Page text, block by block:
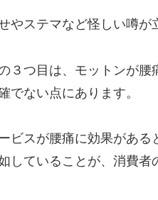
やステマなど怪しい噂が
３つ目は、モットンが
でない点にあります。
ビスが腰痛に効果があ
していることが、消費者